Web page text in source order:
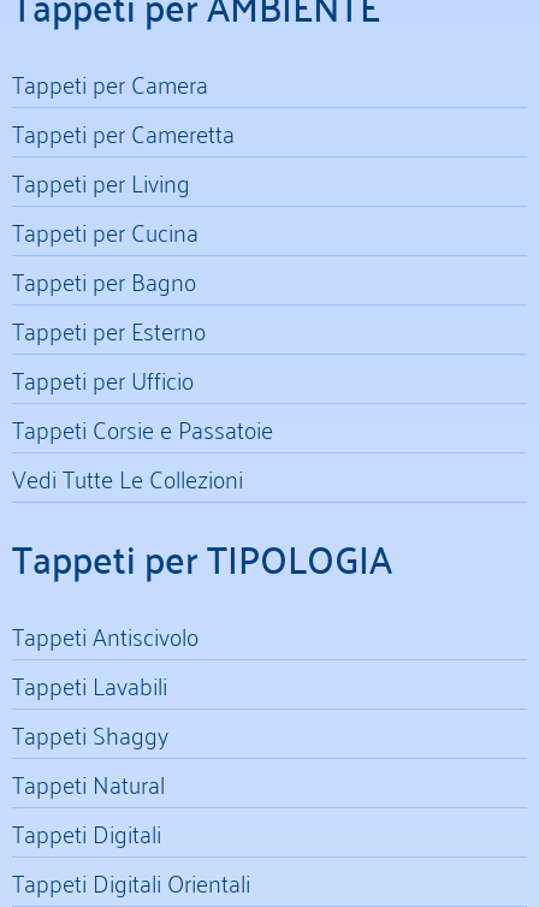
Tappeti per Camera
Tappeti per Cameretta
Tappeti per Living
Tappeti per Cucina
Tappeti per Bagno
Tappeti per Esterno
Tappeti per Ufficio
Tappeti Corsie e Passatoie
Vedi Tutte Le Collezioni
Tappeti per TIPOLOGIA
Tappeti Antiscivolo
Tappeti Lavabili
Tappeti Shaggy
Tappeti Natural
Tappeti Digitali
Tappeti Digitali Orientali